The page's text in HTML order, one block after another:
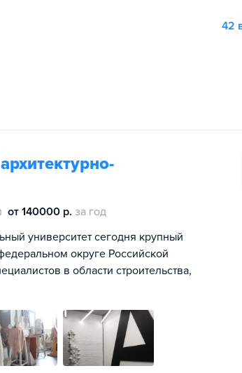
42
от 140000 р. за год
университет сегодня крупный
округе Российской
в области строительства,